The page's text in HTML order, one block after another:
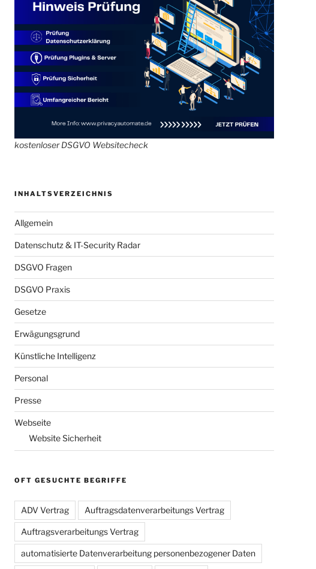
kostenloser DSGVO Websitecheck
INHALTSVERZEICHNIS
Allgemein
Datenschutz & IT-Security Radar
DSGVO Fragen
DSGVO Praxis
Gesetze
Erwägungsgrund
Künstliche Intelligenz
Personal
Presse
Webseite
Website Sicherheit
OFT GESUCHTE BEGRIFFE
ADV Vertrag Auftragsdatenverarbeitungs Vertrag
Auftragsverarbeitungs Vertrag
automatisierte Datenverarbeitung personenbezogener Daten